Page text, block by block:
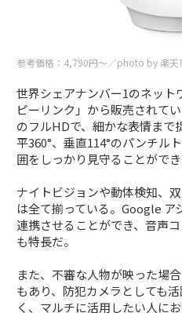
参考価格：4,790円〜／photo by 楽天
世界シェアナンバー1のネット
ピーリンク」から販売されて
のフルHDで、細かな表情まで
平360°、垂直114°のパンチル
囲をしっかり見守ることができ
ナイトビジョンや動体検知、
は全て揃っている。Google
連携させることができ、音声
も特長だ。
また、不審な人物が映った場
もあり、防犯カメラとしても
く、マルチに活用したい人に